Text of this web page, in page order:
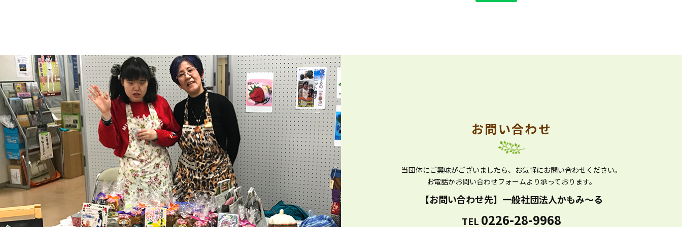
お問い合わせ
当団体にご興味がございましたら、 お気軽にお問い合わせください。
お電話かお問い合わせフォームより承っております。
【お問い合わせ先】 一般社団法人かもみ～る
TEL 0226-28-9968